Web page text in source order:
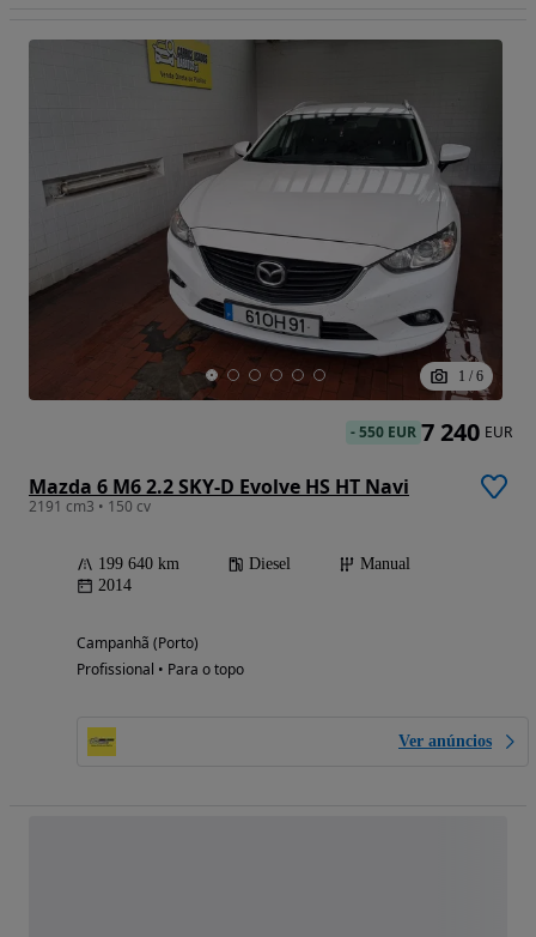
1 / 6
Mazda 6 M6 2.2 SKY-D Evolve HS HT Navi
2191 cm3 • 150 cv
199 640 km Diesel
Manual
2014
Campanhã (Porto)
Profissional • Para o topo
Ver anúncios
-550 EUR 7 240 EUR